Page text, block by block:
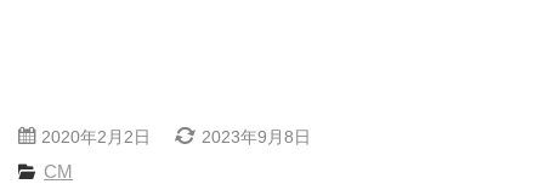
2020年2月2日 2023年9月8日
CM